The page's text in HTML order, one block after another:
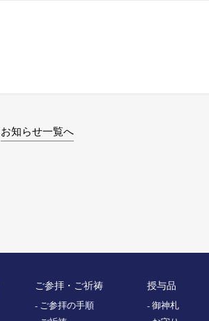
お知らせ一覧へ
ご参拝・ご祈祷
- ご参拝の手順
授与品
- 御神札